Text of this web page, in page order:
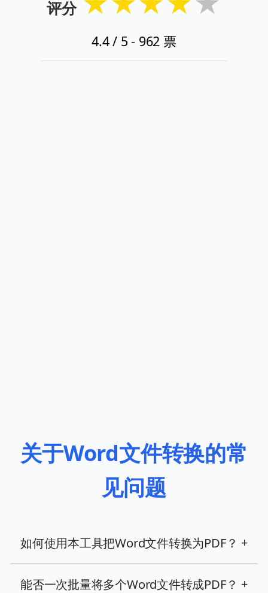
评分
4.4/ 5 - 962 票
关于Word文件转换的常
见问题
如何使用本工具把Word文件转换为PDF？ +
能否一次批量将多个Word文件转成PDF？ +